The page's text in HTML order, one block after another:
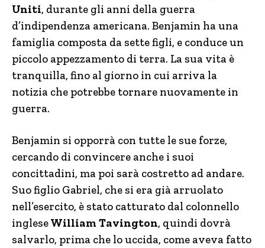
Uniti, durante gli anni della guerra
d’indipendenza americana. Benjamin ha una
famiglia composta da sette figli, e conduce un
piccolo appezzamento di terra. La sua vita è
tranquilla, fino al giorno in cui arriva la
notizia che potrebbe tornare nuovamente in
guerra.
Benjamin si opporrà con tutte le sue forze,
cercando di convincere anche i suoi
concittadini, ma poi sarà costretto ad andare.
Suo figlio Gabriel, che si era già arruolato
nell’esercito, è stato catturato dal colonnello
ingleseWilliam Tavington, quindi dovrà
salvarlo, prima che lo uccida, come aveva fatto